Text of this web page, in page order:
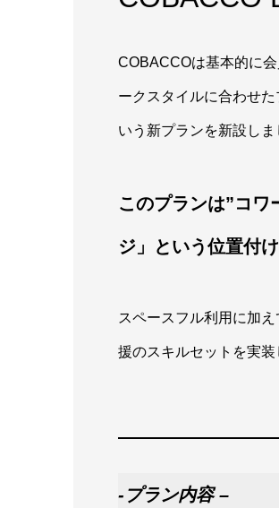
COBACCOは基本的に
ークスタイルに合わせ
いう新プランを新設しま
このプランは”コワ
ジ」という位置付け
スペースフル利用に加
援のスキルセットを実装
-プラン内容 –